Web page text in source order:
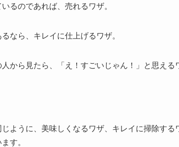
るのであれば、売れるワザ。
なら、キレイに仕上げるワザ。
から見たら、「え！すごいじゃん！」と思える
ように、美味しくなるワザ、キレイに掃除す
す。